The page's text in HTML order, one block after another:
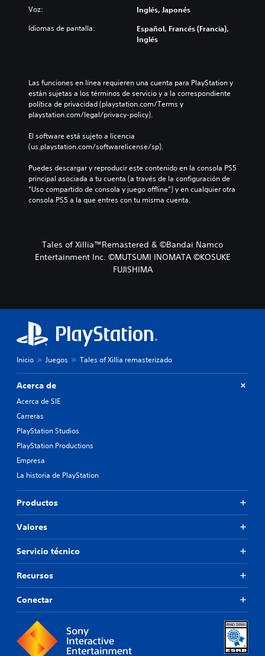
Voz: Inglés, Japonés
Idiomas de pantalla:
Español, Francés (Francia),
Inglés
Las funciones en línea requieren una cuenta para PlayStation y
están sujetas a los términos de servicio y a la correspondiente
política de privacidad (playstation.com/Terms y
playstation.com/legal/privacy-policy).
El software está sujeto a licencia
(us.playstation.com/softwarelicense/sp).
Puedes descargar y reproducir este contenido en la consola PS5
principal asociada a tu cuenta (a través de la configuración de
“Uso compartido de consola y juego offline”) y en cualquier otra
consola PS5 a la que entres con tu misma cuenta.
Tales of Xillia™Remastered & ©Bandai Namco
Entertainment Inc. ©MUTSUMI INOMATA ©KOSUKE
FUJISHIMA
Inicio Juegos Tales of Xillia remasterizado
Acerca de
Acerca de SIE
Carreras
PlayStation Studios
PlayStation Productions
Empresa
La historia de PlayStation
Productos
Valores
Servicio técnico
Recursos
Conectar